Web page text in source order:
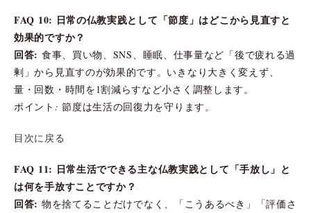
FAQ 10: 日常の仏教実践として「節度」はどこから見直すと
効果的ですか？
回答: 食事、買い物、SNS、睡眠、仕事量など「後で疲れる過
剰」から見直すのが効果的です。いきなり大きく変えず、
量・回数・時間を1割減らすなど小さく調整します。
ポイント: 節度は生活の回復力を守ります。
目次に戻る
FAQ 11: 日常生活でできる主な仏教実践として「手放し」と
は何を手放すことですか？
回答: 物を捨てることだけでなく、「こうあるべき」「評価さ